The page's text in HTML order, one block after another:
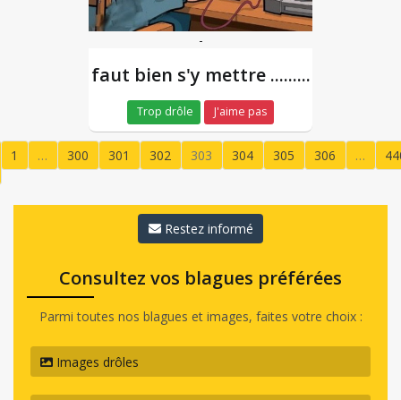
-
faut bien s'y mettre .........
Trop drôle J'aime pas
1 … 300 301 302
303
304 305 306 …
Restez informé
Consultez vos blagues préférées
Parmi toutes nos blagues et images, faites votre choix :
Images drôles